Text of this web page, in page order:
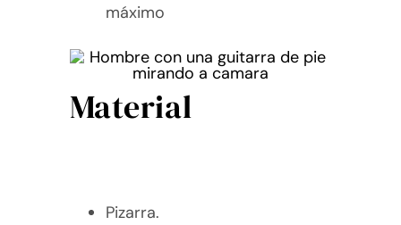
máximo
Material
Pizarra.